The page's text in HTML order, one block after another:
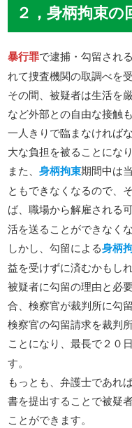
２，身柄拘束
暴行罪で逮捕・勾留され
れて捜査機関の取調べを
その間、被疑者は生活を
など外部との自由な接触
一人きりで臨まなければ
大な負担を被ることになり
また、身柄拘束期間中は
ともできなくなるので、
ば、職場から解雇される
活を送ることができなく
しかし、勾留による身柄
益を受けずに済むかもしれ
被疑者に勾留の理由と必
合、検察官が裁判所に勾
検察官の勾留請求を裁判
ことになり、最長で２０
す。
もっとも、弁護士であれ
書を提出することで被疑
ことができます。